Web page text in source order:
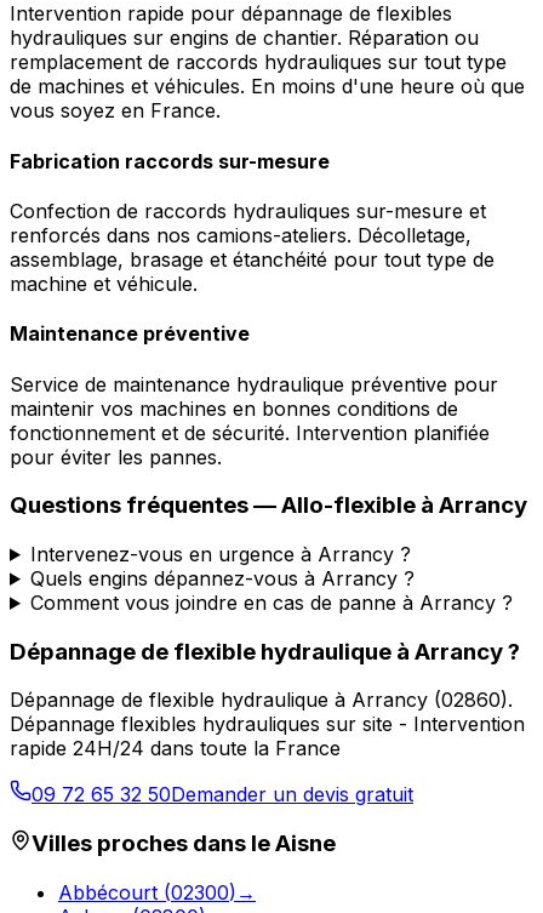
Intervention rapide pour dépannage de flexibles
hydrauliques sur engins de chantier. Réparation ou
remplacement de raccords hydrauliques sur tout type
de machines et véhicules. En moins d'une heure où que
vous soyez en France.
Fabrication raccords sur-mesure
Confection de raccords hydrauliques sur-mesure et
renforcés dans nos camions-ateliers. Décolletage,
assemblage, brasage et étanchéité pour tout type de
machine et véhicule.
Maintenance préventive
Service de maintenance hydraulique préventive pour
maintenir vos machines en bonnes conditions de
fonctionnement et de sécurité. Intervention planifiée
pour éviter les pannes.
Questions fréquentes —Allo-flexible à Arrancy
Intervenez-vous en urgence à Arrancy ?
Quels engins dépannez-vous à Arrancy ?
Comment vous joindre en cas de panne à Arrancy ?
Dépannage de flexible hydraulique à Arrancy?
Dépannage de flexible hydraulique à Arrancy (02860).
Dépannage flexibles hydrauliques sur site - Intervention
rapide 24H/24 dans toute la France
09 72 65 32 50Demander un devis gratuit
Villes proches dans leAisne
Abbécourt (02300) →